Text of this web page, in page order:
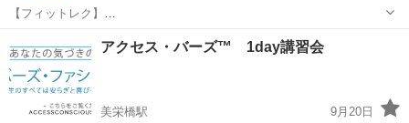
【フィットレク】
https://equallpartner.wixsite.com/information/platinum-book －－－－－
－－－－－－－－－－－－－－－－－－－－－－ こんにちは。イコー
ル...
その他
アクセス・バーズ™ 1day講習会
美栄橋駅 9月20日